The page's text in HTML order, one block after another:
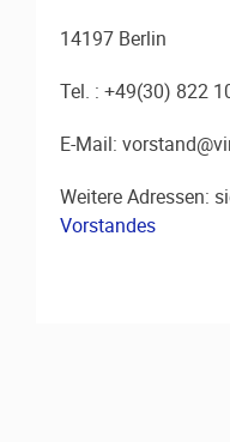
14197 Berlin
Tel. : +49(30) 822
E-Mail:
Weitere Adressen:
Vorstandes